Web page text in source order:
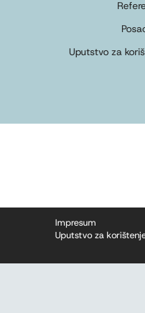
Uputstvo za
Impresum
Uputstvo za